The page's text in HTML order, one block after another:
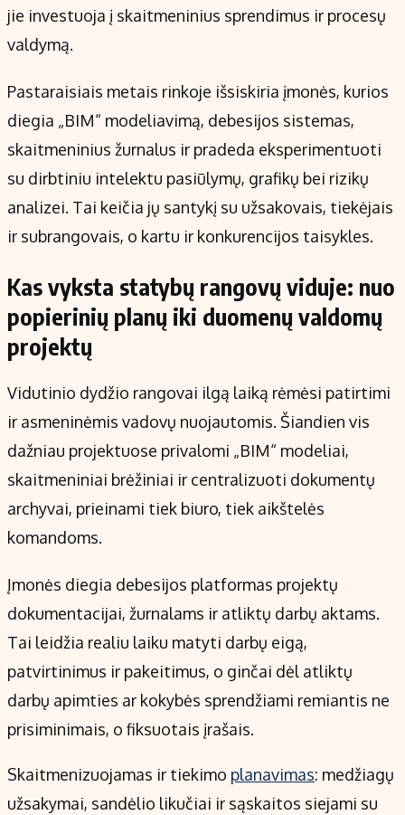
jie investuoja į skaitmeninius sprendimus ir procesų
valdymą.
Pastaraisiais metais rinkoje išsiskiria įmonės, kurios
diegia „BIM“ modeliavimą, debesijos sistemas,
skaitmeninius žurnalus ir pradeda eksperimentuoti
su dirbtiniu intelektu pasiūlymų, grafikų bei rizikų
analizei. Tai keičia jų santykį su užsakovais, tiekėjais
ir subrangovais, o kartu ir konkurencijos taisykles.
Kas vyksta statybų rangovų viduje: nuo
popierinių planų iki duomenų valdomų
projektų
Vidutinio dydžio rangovai ilgą laiką rėmėsi patirtimi
ir asmeninėmis vadovų nuojautomis. Šiandien vis
dažniau projektuose privalomi „BIM“ modeliai,
skaitmeniniai brėžiniai ir centralizuoti dokumentų
archyvai, prieinami tiek biuro, tiek aikštelės
komandoms.
Įmonės diegia debesijos platformas projektų
dokumentacijai, žurnalams ir atliktų darbų aktams.
Tai leidžia realiu laiku matyti darbų eigą,
patvirtinimus ir pakeitimus, o ginčai dėl atliktų
darbų apimties ar kokybės sprendžiami remiantis ne
prisiminimais, o fiksuotais įrašais.
Skaitmenizuojamas ir tiekimo planavimas: medžiagų
užsakymai, sandėlio likučiai ir sąskaitos siejami su